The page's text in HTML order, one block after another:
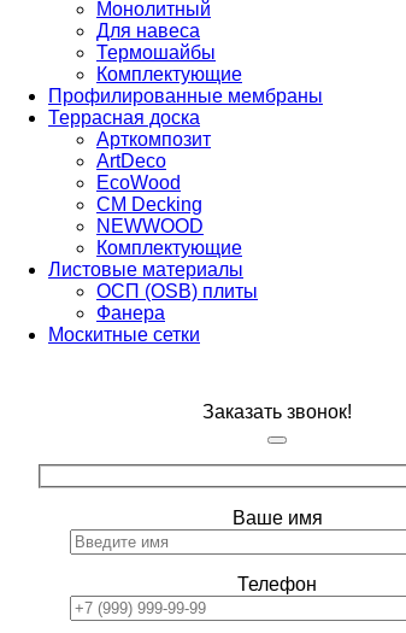
Монолитный
Для навеса
Термошайбы
Комплектующие
Профилированные мембраны
Террасная доска
Арткомпозит
ArtDeco
EcoWood
CM Decking
NEWWOOD
Комплектующие
Листовые материалы
ОСП (OSB) плиты
Фанера
Москитные сетки
Заказать звонок!
Ваше имя
Телефон